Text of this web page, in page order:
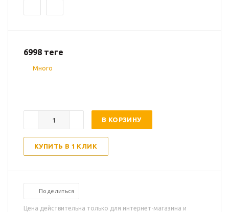
6998 теңге
Много
В КОРЗИНУ
КУПИТЬ В 1 КЛИК
Поделиться
Цена действительна только для интернет-магазина и